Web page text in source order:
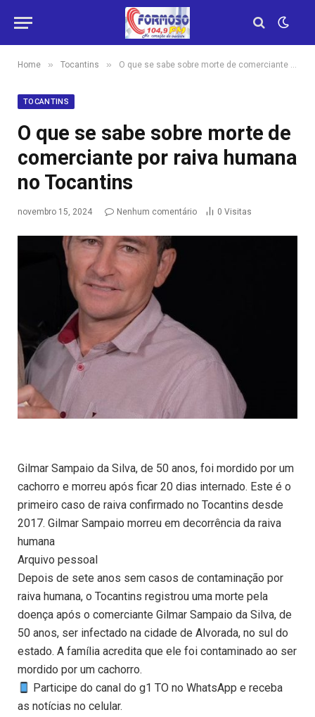
Home » Tocantins » O que se sabe sobre morte de comerciante por raiva humana no Tocantins
TOCANTINS
O que se sabe sobre morte de
comerciante por raiva humana
no Tocantins
novembro 15, 2024 Nenhum comentário 0 Visitas
Gilmar Sampaio da Silva, de 50 anos, foi mordido por um
cachorro e morreu após ficar 20 dias internado. Este é o
primeiro caso de raiva confirmado no Tocantins desde
2017. Gilmar Sampaio morreu em decorrência da raiva
humana
Arquivo pessoal
Depois de sete anos sem casos de contaminação por
raiva humana, o Tocantins registrou uma morte pela
doença após o comerciante Gilmar Sampaio da Silva, de
50 anos, ser infectado na cidade de Alvorada, no sul do
estado. A família acredita que ele foi contaminado ao ser
mordido por um cachorro.
Participe do canal do g1 TO no WhatsApp e receba
as notícias no celular.